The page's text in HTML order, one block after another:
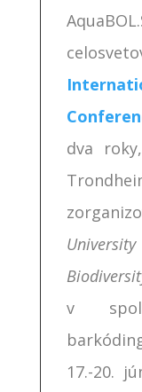
dva
v
17.-20.